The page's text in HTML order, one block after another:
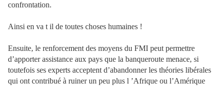
confrontation.
Ainsi en va t il de toutes choses humaines !
Ensuite, le renforcement des moyens du FMI peut permettre
d’apporter assistance aux pays que la banqueroute menace, si
toutefois ses experts acceptent d’abandonner les théories libérales
qui ont contribué à ruiner un peu plus l ’Afrique ou l’Amérique